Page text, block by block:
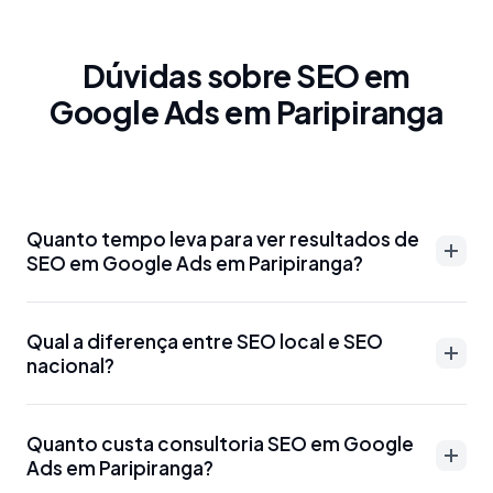
Dúvidas sobre SEO em
Google Ads em Paripiranga
Quanto tempo leva para ver resultados de
SEO em Google Ads em Paripiranga?
podem aparecer entre 3-6 meses para palavras-
chave menos competitivas. Para termos mais
disputados como 'advogado Google Ads em
Paripiranga' ou 'dentista Google Ads em
Paripiranga', o prazo pode ser de 6-12 meses.
Qual a diferença entre SEO local e SEO
nacional?
aparecer para buscas específicas da região, como
'SEO Google Ads em Paripiranga' ou 'marketing
Quanto custa consultoria SEO em Google
Ads em Paripiranga?